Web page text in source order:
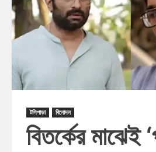
টলিপাড়া বিনোদন
বিতর্কের মাঝেই